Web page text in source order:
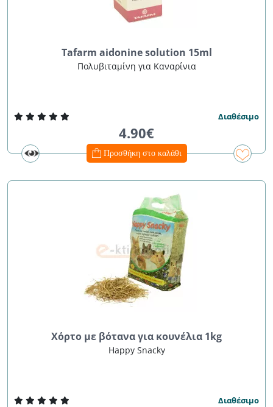
Tafarm aidonine solution 15ml
Πολυβιταμίνη για Καναρίνια
Διαθέσιμο
4.90€
Προσθήκη στο καλάθι
Χόρτο με βότανα για κουνέλια 1kg
Happy Snacky
Διαθέσιμο